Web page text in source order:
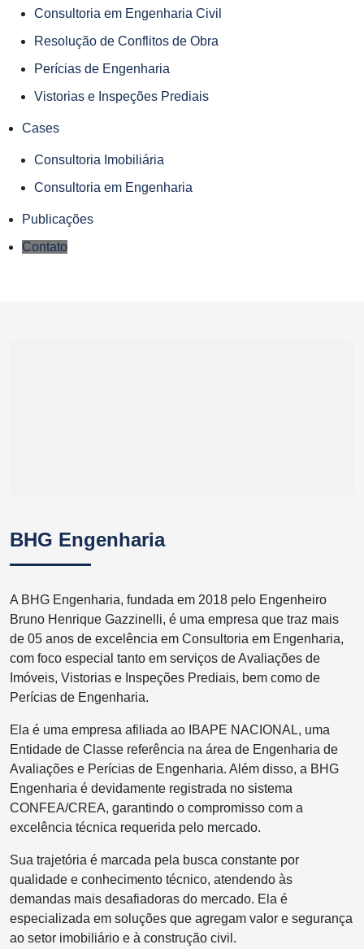
Consultoria em Engenharia Civil
Resolução de Conflitos de Obra
Perícias de Engenharia
Vistorias e Inspeções Prediais
Cases
Consultoria Imobiliária
Consultoria em Engenharia
Publicações
Contato
BHG Engenharia
A BHG Engenharia, fundada em 2018 pelo Engenheiro
Bruno Henrique Gazzinelli, é uma empresa que traz mais
de 05 anos de excelência em Consultoria em Engenharia,
com foco especial tanto em serviços de Avaliações de
Imóveis, Vistorias e Inspeções Prediais, bem como de
Perícias de Engenharia.
Ela é uma empresa afiliada ao IBAPE NACIONAL, uma
Entidade de Classe referência na área de Engenharia de
Avaliações e Perícias de Engenharia. Além disso, a BHG
Engenharia é devidamente registrada no sistema
CONFEA/CREA, garantindo o compromisso com a
excelência técnica requerida pelo mercado.
Sua trajetória é marcada pela busca constante por
qualidade e conhecimento técnico, atendendo às
demandas mais desafiadoras do mercado. Ela é
especializada em soluções que agregam valor e segurança
ao setor imobiliário e à construção civil.